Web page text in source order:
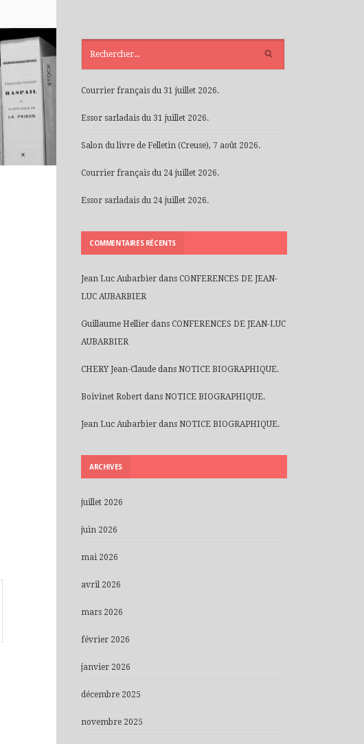
Courrier français du 31 juillet 2026.
Essor sarladais du 31 juillet 2026.
Salon du livre de Felletin (Creuse), 7 août 2026.
Courrier français du 24 juillet 2026.
Essor sarladais du 24 juillet 2026.
COMMENTAIRES RÉCENTS
Jean Luc Aubarbier dans CONFERENCES DE JEAN-
LUC AUBARBIER
Guillaume Hellier dans CONFERENCES DE JEAN-LUC
AUBARBIER
CHERY Jean-Claude dans NOTICE BIOGRAPHIQUE.
Boivinet Robert dans NOTICE BIOGRAPHIQUE.
Jean Luc Aubarbier dans NOTICE BIOGRAPHIQUE.
ARCHIVES
juillet 2026
juin 2026
mai 2026
avril 2026
mars 2026
février 2026
janvier 2026
décembre 2025
novembre 2025